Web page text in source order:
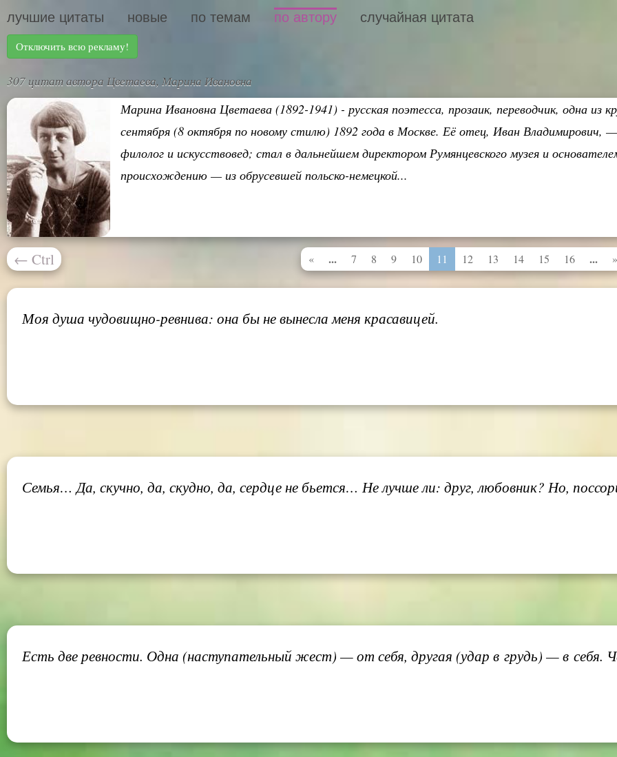
лучшие цитаты новые по темам по автору случайная цитата
Отключить всю рекламу!
307 цитат автора Цветаева, Марина Ивановна
Марина Ивановна Цветаева (1892-1941) - русская поэтесса, прозаик, переводчик, одна из
сентября (8 октября по новому стилю) 1892 года в Москве. Её отец, Иван Владимирович,
филолог и искусствовед; стал в дальнейшем директором Румянцевского музея и
происхождению — из обрусевшей польско-немецкой...
← Ctrl « ... 7 8 9 10 11 12 13 14 15 16 ... »
Моя душа чудовищно-ревнива: она бы не вынесла меня красавицей.
Семья… Да, скучно, да, скудно, да, сердце не бьется… Не лучше ли: друг, любовник? Но,
Есть две ревности. Одна (наступательный жест) — от себя, другая (удар в грудь) — в себя.